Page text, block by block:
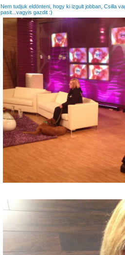
Nem tudjuk eldönteni, hogy ki izgult jobban, Csilla
pasit...vagyis gazdit :)